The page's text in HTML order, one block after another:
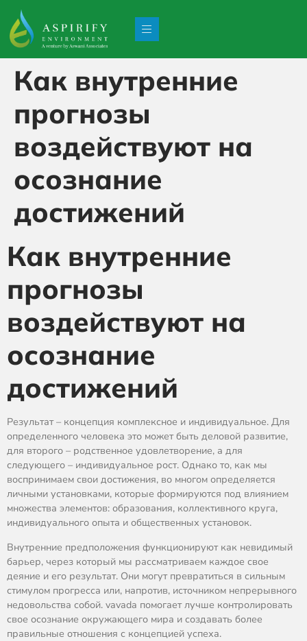
Как внутренние
прогнозы
воздействуют на
осознание
достижений
Как внутренние
прогнозы
воздействуют на
осознание
достижений
Результат – концепция комплексное и индивидуальное. Для
определенного человека это может быть деловой развитие,
для второго – родственное удовлетворение, а для
следующего – индивидуальное рост. Однако то, как мы
воспринимаем свои достижения, во многом определяется
личными установками, которые формируются под влиянием
множества элементов: образования, коллективного круга,
индивидуального опыта и общественных установок.
Внутренние предположения функционируют как невидимый
барьер, через который мы рассматриваем каждое свое
деяние и его результат. Они могут превратиться в сильным
стимулом прогресса или, напротив, источником непрерывного
недовольства собой. vavada помогает лучше контролировать
свое осознание окружающего мира и создавать более
правильные отношения с концепцией успеха.